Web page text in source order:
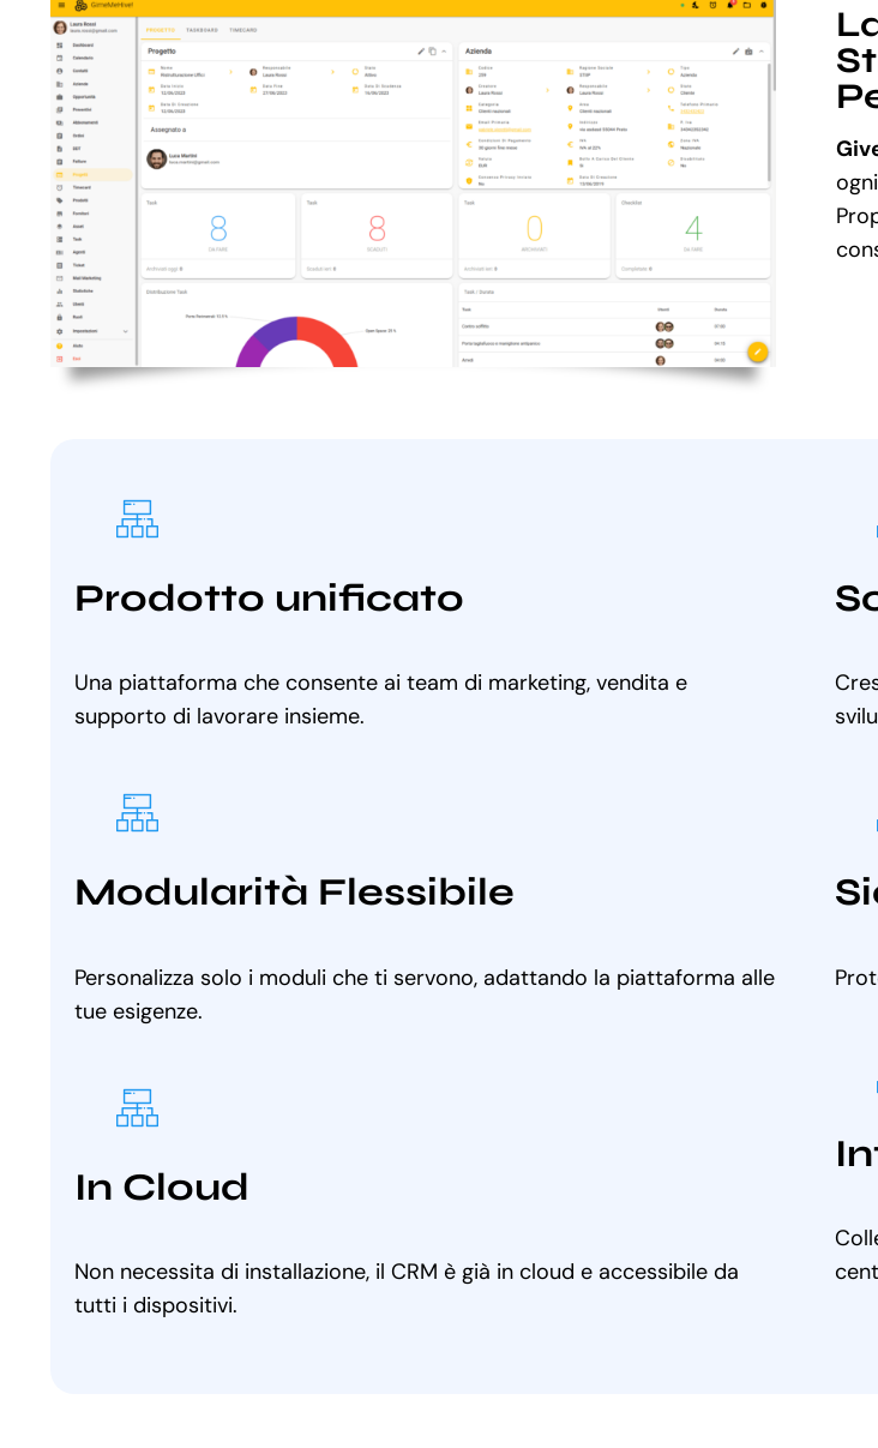
Prodotto unificato
Una piattaforma che consente ai team di marketing, vendita e
supporto di lavorare insieme.
Modularità Flessibile
Personalizza solo i moduli che ti servono, adattando la piattaforma alle
tue esigenze.
In Cloud
Non necessita di installazione, il CRM è già in cloud e accessibile da
tutti i dispositivi.